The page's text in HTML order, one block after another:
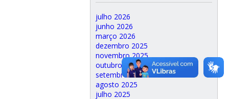
julho 2026
junho 2026
março 2026
dezembro 2025
novembro 2025
outubro 2025
setembro 2025
agosto 2025
julho 2025